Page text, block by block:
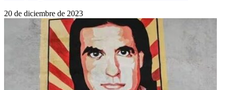
20 de diciembre de 2023